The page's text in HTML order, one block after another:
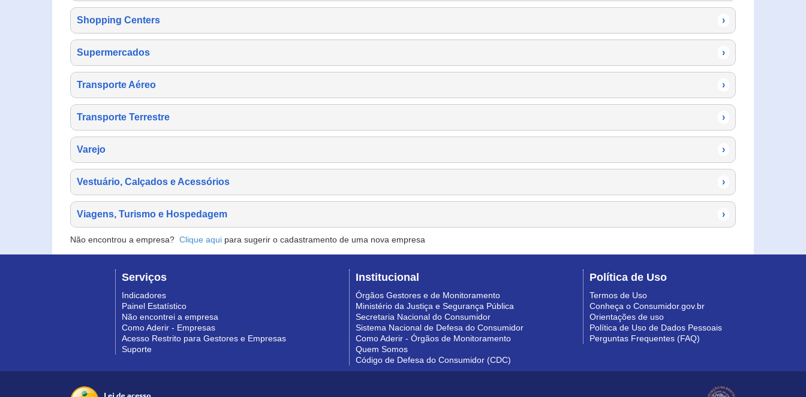
Shopping Centers ›
Supermercados ›
Transporte Aéreo ›
Transporte Terrestre ›
Varejo ›
Vestuário, Calçados e Acessórios ›
Viagens, Turismo e Hospedagem ›
Não encontrou a empresa? Clique aqui para sugerir o cadastramento de uma nova empresa
Serviços
Indicadores
Painel Estatístico
Não encontrei a empresa
Como Aderir - Empresas
Acesso Restrito para Gestores e Empresas
Suporte
Institucional
Órgãos Gestores e de Monitoramento
Ministério da Justiça e Segurança Pública
Secretaria Nacional do Consumidor
Sistema Nacional de Defesa do Consumidor
Como Aderir - Órgãos de Monitoramento
Quem Somos
Código de Defesa do Consumidor (CDC)
Política de Uso
Termos de Uso
Conheça o Consumidor.gov.br
Orientações de uso
Política de Uso de Dados Pessoais
Perguntas Frequentes (FAQ)